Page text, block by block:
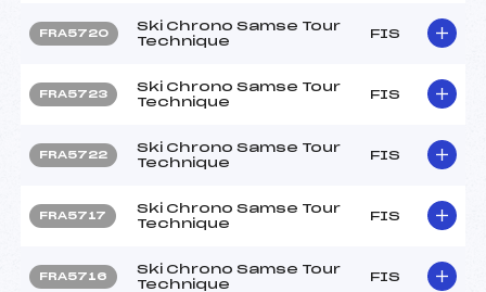
FRA5720
Ski Chrono Samse Tour
Technique
FIS
FRA5723
Ski Chrono Samse Tour
Technique
FIS
FRA5722
Ski Chrono Samse Tour
Technique
FIS
FRA5717
Ski Chrono Samse Tour
Technique
FIS
FRA5716
Ski Chrono Samse Tour
Technique
FIS